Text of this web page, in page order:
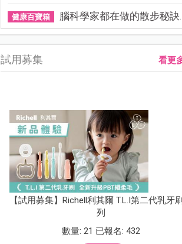
健康百寶箱 腦科學家都在做的散步秘訣！...
試用募集 看更
【試用募集】Richell利其爾 T.L.I第二代乳牙
列
數量: 21 已報名: 432